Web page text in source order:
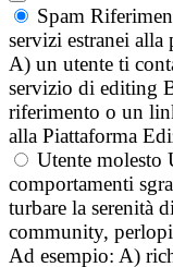
Spam
servizi estranei
A) un utente ti
servizio di editing
riferimento o un
alla Piattaforma
Utente molesto
comportamenti
turbare la serenità
community,
Ad esempio: A)